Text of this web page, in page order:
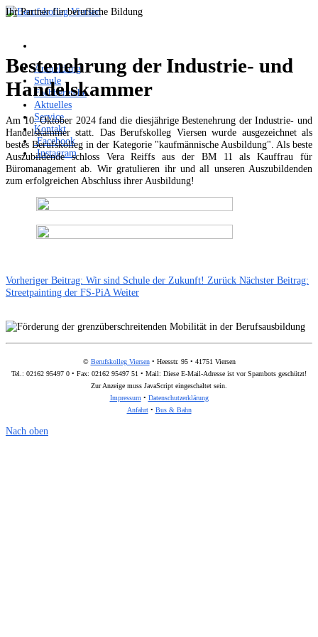
Ihr Partner für berufliche Bildung
Anmeldung
Schule
Fachbereiche
Aktuelles
Service
Kontakt
Facebook
Instagram
Bestenehrung der Industrie- und
Handelskammer
Am 10. Oktober 2024 fand die diesjährige Bestenehrung der Industrie- und
Handelskammer statt. Das Berufskolleg Viersen wurde ausgezeichnet als
bestes Berufskolleg in der Kategorie "kaufmännische Ausbildung". Als beste
Auszubildende schloss Vera Reiffs aus der BM 11 als Kauffrau für
Büromanagement ab. Wir gratulieren ihr und all unseren Auszubildenden
zum erfolgreichen Abschluss ihrer Ausbildung!
Vorheriger Beitrag: Wir sind Schule der Zukunft! Zurück Nächster Beitrag:
Streetpainting der FS-PiA Weiter
© Berufskolleg Viersen• Heesstr. 95 • 41751 Viersen
Tel.: 02162 95497 0 • Fax: 02162 95497 51 • Mail: Diese E-Mail-Adresse ist vor Spambots geschützt!
Zur Anzeige muss JavaScript eingeschaltet sein.
Impressum • Datenschutzerklärung
Anfahrt• Bus & Bahn
Nach oben